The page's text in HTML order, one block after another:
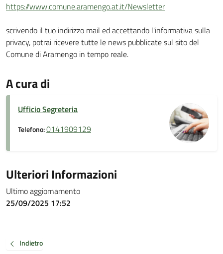
https://www.comune.aramengo.at.it/Newsletter
scrivendo il tuo indirizzo mail ed accettando l'informativa sulla
privacy, potrai ricevere tutte le news pubblicate sul sito del
Comune di Aramengo in tempo reale.
A cura di
Ufficio Segreteria
Telefono:0141909129
Ulteriori Informazioni
Ultimo aggiornamento
25/09/2025 17:52
Indietro